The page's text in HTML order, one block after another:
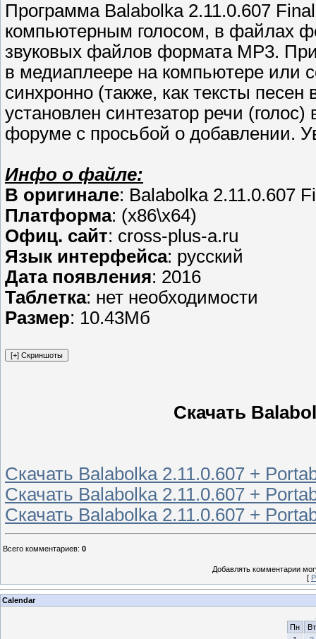
Программа Balabolka 2.11.0.607
компьютерным голосом, в файлах
звуковых файлов формата MP3. При
в медиаплеере на компьютере или
синхронно (также, как тексты
установлен синтезатор речи
форуме с просьбой о добавлении.
Инфо о файле:
В оригинале: Balabolka 2.11.0.607
Платформа: (x86\x64)
Офиц. сайт: cross-plus-a.ru
Язык интерфейса: русский
Дата появления: 2016
Таблетка: нет необходимости
Размер: 10.43Мб
Скачать
Скачать Balabolka 2.11.0.607 +
Скачать Balabolka 2.11.0.607 +
Скачать Balabolka 2.11.0.607 +
Всего комментариев: 0
Добавлять комментарии
[
Calendar
Пн
Вт